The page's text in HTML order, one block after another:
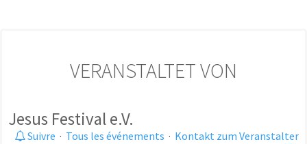
VERANSTALTET VON
Jesus Festival e.V.
Suivre · Tous les événements · Kontakt zum Veranstalter